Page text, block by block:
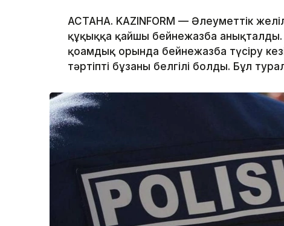
АСТАНА. KAZINFORM — Әлеуметтік
құқыққа қайшы бейнежазба анықталды.
қоғамдық орында бейнежазба түсіру
тәртіпті бұзғаны белгілі болды. Бұл